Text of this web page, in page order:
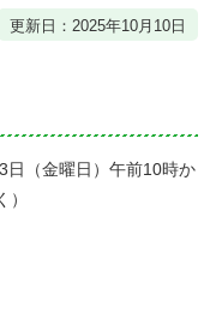
更新日：2025年10月10日
日（金曜日）午前10時か